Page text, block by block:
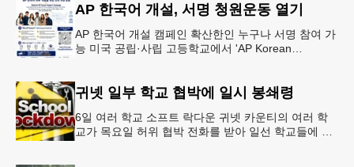
AP 한국어 개설, 서명 청원운동 열기
AP 한국어 개설 캠페인 확산한인 누구나 서명 참여 가
능 미국 공립·사립 고등학교에서 'AP Korean
귀넷 일부 학교 협박에 일시 봉쇄령
6일 여러 학교 소프트 락다운 귀넷 카운티의 여러 학
교가 목요일 허위 협박 전화를 받아 일선 학교들에 일